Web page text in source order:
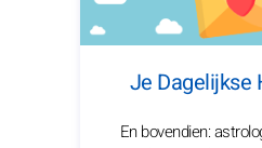
Je Dagelijkse
En bovendien: